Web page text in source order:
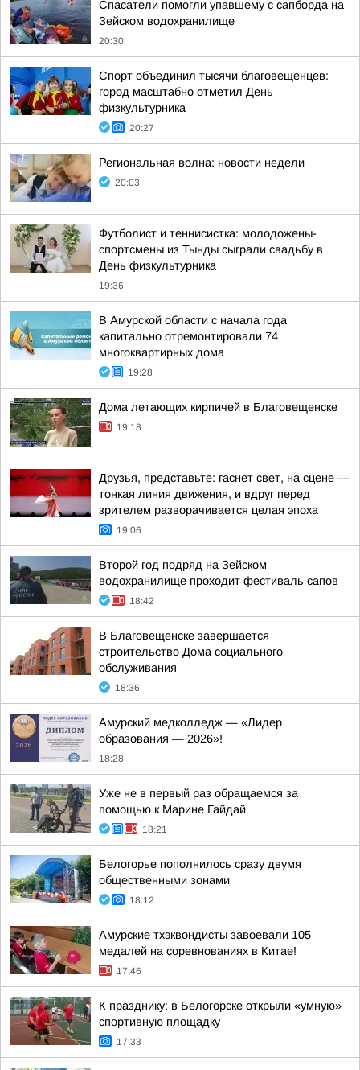
Спасатели помогли упавшему с сапборда на
Зейском водохранилище
20:30
Спорт объединил тысячи благовещенцев:
город масштабно отметил День
физкультурника
20:27
Региональная волна: новости недели
20:03
Футболист и теннисистка: молодожены-
спортсмены из Тынды сыграли свадьбу в
День физкультурника
19:36
В Амурской области с начала года
капитально отремонтировали 74
многоквартирных дома
19:28
Дома летающих кирпичей в Благовещенске
19:18
Друзья, представьте: гаснет свет, на сцене —
тонкая линия движения, и вдруг перед
зрителем разворачивается целая эпоха
19:06
Второй год подряд на Зейском
водохранилище проходит фестиваль сапов
18:42
В Благовещенске завершается
строительство Дома социального
обслуживания
18:36
Амурский медколледж — «Лидер
образования — 2026»!
18:28
Уже не в первый раз обращаемся за
помощью к Марине Гайдай
18:21
Белогорье пополнилось сразу двумя
общественными зонами
18:12
Амурские тхэквондисты завоевали 105
медалей на соревнованиях в Китае!
17:46
К празднику: в Белогорске открыли «умную»
спортивную площадку
17:33